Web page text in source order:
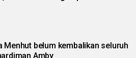
Menhut belum kembalikan seluruh
Amby